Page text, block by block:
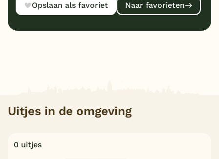
Opslaan als favoriet Naar favorieten
Uitjes in de omgeving
0 uitjes